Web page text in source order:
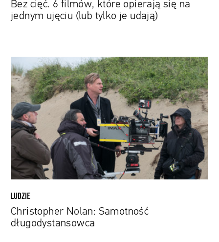
udają)
Bez cięć. 6 filmów, które opierają się na
jednym ujęciu (lub tylko je udają)
Nolan:
Samotność
długodystansowca
LUDZIE
Christopher Nolan: Samotność
długodystansowca